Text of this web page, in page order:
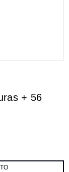
+ 56